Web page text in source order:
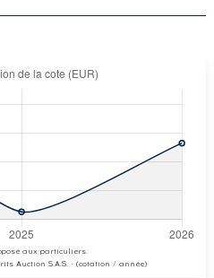
aux particuliers.
Auction S.A.S. - (cotation / année)